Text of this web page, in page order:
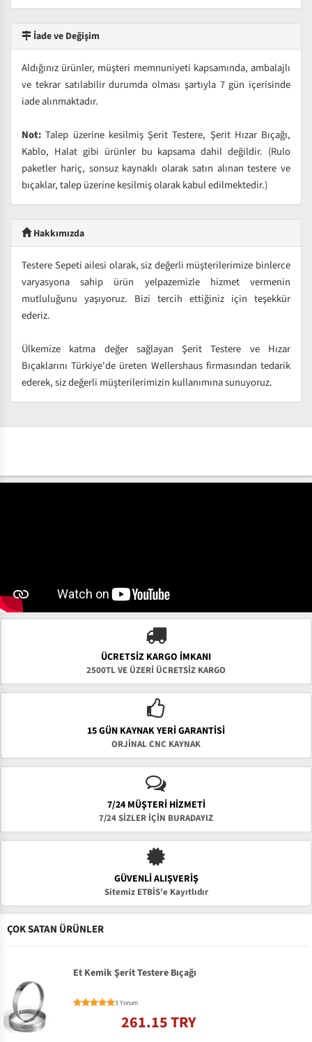
İade ve Değişim
Aldığınız ürünler, müşteri memnuniyeti kapsamında, ambalajlı
ve tekrar satılabilir durumda olması şartıyla 7 gün içerisinde
iade alınmaktadır.
Not: Talep üzerine kesilmiş Şerit Testere, Şerit Hızar Bıçağı,
Kablo, Halat gibi ürünler bu kapsama dahil değildir. (Rulo
paketler hariç, sonsuz kaynaklı olarak satın alınan testere ve
bıçaklar, talep üzerine kesilmiş olarak kabul edilmektedir.)
Hakkımızda
Testere Sepeti ailesi olarak, siz değerli müşterilerimize binlerce
varyasyona sahip ürün yelpazemizle hizmet vermenin
mutluluğunu yaşıyoruz. Bizi tercih ettiğiniz için teşekkür
ederiz.
Ülkemize katma değer sağlayan Şerit Testere ve Hızar
Bıçaklarını Türkiye'de üreten Wellershaus firmasından tedarik
ederek, siz değerli müşterilerimizin kullanımına sunuyoruz.
ÜCRETSIZ KARGO İMKANI
2500TL VE ÜZERİ ÜCRETSİZ KARGO
15 GÜN KAYNAK YERI GARANTISI
ORJİNAL CNC KAYNAK
7/24 MÜŞTERİ HİZMETİ
7/24 SİZLER İÇİN BURADAYIZ
GÜVENLI ALIŞVERIŞ
Sitemiz ETBİS'e Kayıtlıdır
ÇOK SATAN ÜRÜNLER
Et Kemik Şerit Testere Bıçağı
3 Yorum
261.15 TRY